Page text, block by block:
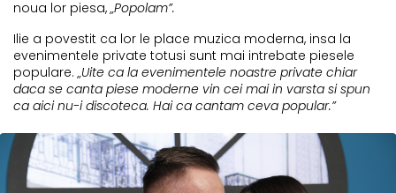
noua lor piesa,„Popolam”.
Ilie a povestit ca lor le place muzica moderna, insa la
evenimentele private totusi sunt mai intrebate piesele
populare.„Uite ca la evenimentele noastre private chiar
daca se canta piese moderne vin cei mai in varsta si spun
ca aici nu-i discoteca. Hai ca cantam ceva popular.”